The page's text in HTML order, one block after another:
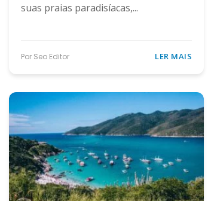
suas praias paradisíacas,...
Por Seo Editor LER MAIS